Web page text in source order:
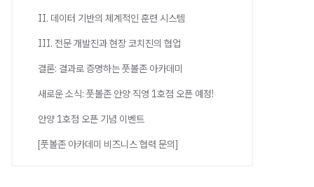
II. 데이터 기반의 체계적인 훈련 시스템
III. 전문 개발진과 현장 코치진의 협업
결론: 결과로 증명하는 풋볼존 아카데미
새로운 소식: 풋볼존 안양 직영 1호점 오픈 예정!
안양 1호점 오픈 기념 이벤트
[풋볼존 아카데미 비즈니스 협력 문의]